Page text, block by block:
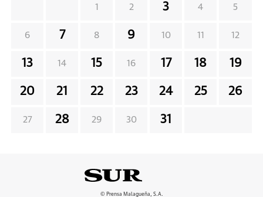
1 2 3 4 5
6 7 8 9 10 11 12
13 14 15 16 17 18 19
20 21 22 23 24 25 26
27 28 29 30 31
© Prensa Malagueña, S.A.